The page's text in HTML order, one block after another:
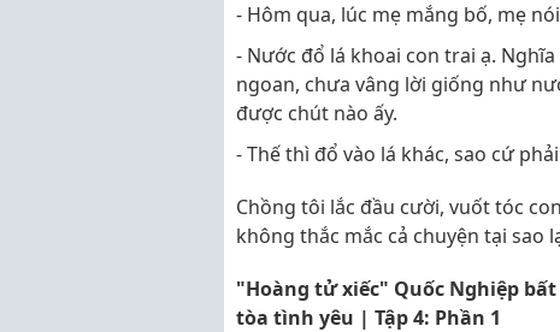
- Hôm qua, lúc mẹ mắng bố, mẹ
- Nước đổ lá khoai con trai ạ.
ngoan, chưa vâng lời giống như
được chút nào ấy.
- Thế thì đổ vào lá khác, sao cứ
Chồng tôi lắc đầu cười, vuốt tóc
không thắc mắc cả chuyện tại sao
"Hoàng tử xiếc" Quốc Nghiệp
tòa tình yêu | Tập 4: Phần 1